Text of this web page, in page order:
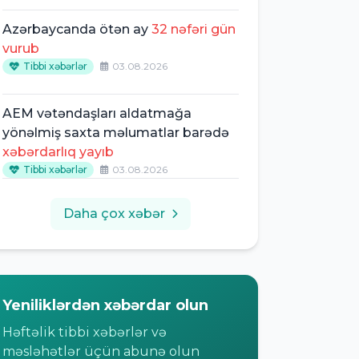
Azərbaycanda ötən ay32 nəfəri gün
vurub
Tibbi xəbərlər 03.08.2026
AEM vətəndaşları aldatmağa
yönəlmiş saxta məlumatlar barədə
xəbərdarlıq yayıb
Tibbi xəbərlər 03.08.2026
Daha çox xəbər
Yeniliklərdən xəbərdar olun
Həftəlik tibbi xəbərlər və
məsləhətlər üçün abunə olun